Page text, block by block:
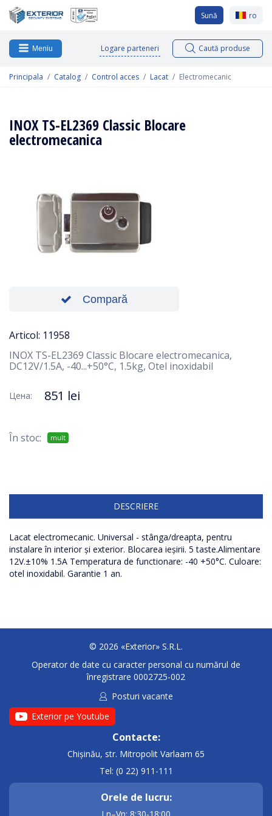
Sună ro
Meniu Logare parteneri Caută produse
Principala Catalog Control acces Lacat Electromecanic
INOX TS-EL2369 Classic Blocare
electromecanica
Compară
Articol: 11958
INOX TS-EL2369 Classic Blocare electromecanica,
DC12V/1.5A, -40...+50°C, 1.5kg, Otel inoxidabil
Цена: 851 lei
În stoc: mult
DESCRIERE
Lacat electromecanic. Universal - stânga/dreapta, pentru
instalare în interior și exterior. Blocarea ieșirii. 5 taste.Alimentare
12V.±10% 1.5A Temperatura de functionare: -40 +50°C. Culoare:
otel inoxidabil. Garantie 1 an.
© 2026 «Exterior» S.R.L.
Operator de date cu caracter personal cu numărul de
înregistrare 0002725-002
Posturi vacante
Exterior pe Youtube
Contacte:
Chișinău, str. Mitropolit Varlaam 65
Tel: (0 22) 911-111
Orele de lucru: